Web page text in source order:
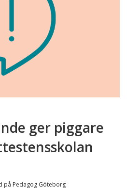
ger piggare
på Pedagog Göteborg